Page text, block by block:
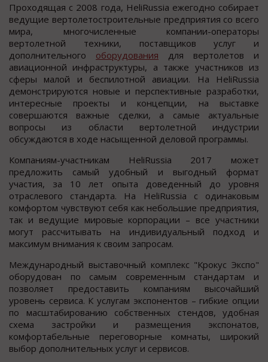
Проходящая с 2008 года, HeliRussia ежегодно собирает
ведущие вертолетостроительные предприятия со всего
мира, многочисленные компании-операторы
вертолетной техники, поставщиков услуг и
дополнительного оборудования для вертолетов и
авиационной инфраструктуры, а также участников из
сферы малой и беспилотной авиации. На HeliRussia
демонстрируются новые и перспективные разработки,
интересные проекты и концепции, на выставке
совершаются важные сделки, а самые актуальные
вопросы из области вертолетной индустрии
обсуждаются в ходе насыщенной деловой программы.
Компаниям-участникам HeliRussia 2017 может
предложить самый удобный и выгодный формат
участия, за 10 лет опыта доведенный до уровня
отраслевого стандарта. На HeliRussia с одинаковым
комфортом чувствуют себя как небольшие предприятия,
так и ведущие мировые корпорации – все участники
могут рассчитывать на индивидуальный подход и
максимум внимания к своим запросам.
Международный выставочный комплекс "Крокус Экспо"
оборудован по самым современным стандартам и
позволяет предоставить компаниям высочайший
уровень сервиса. К услугам экспонентов – гибкие опции
по масштабированию собственных стендов, удобная
схема застройки и размещения экспонатов,
комфортабельные переговорные комнаты, широкий
выбор дополнительных услуг и сервисов.